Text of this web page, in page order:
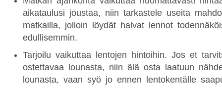
aikataulusi joustaa, niin tarkastele useita
matkailla, jolloin löydät halvat lennot
edullisemmin.
Tarjoilu vaikuttaa lentojen hintoihin. Jos et
ostettavaa lounasta, niin älä osta laatuun
lounasta, vaan syö jo ennen lentokentälle